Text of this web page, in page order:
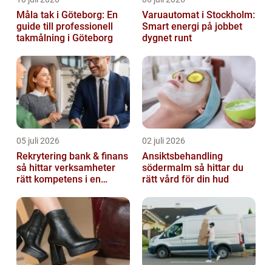
Måla tak i Göteborg: En
guide till professionell
takmålning i Göteborg
Varuautomat i Stockholm:
Smart energi på jobbet
dygnet runt
05 juli 2026
Rekrytering bank & finans
så hittar verksamheter
rätt kompetens i en
02 juli 2026
Ansiktsbehandling
södermalm så hittar du
rätt vård för din hud